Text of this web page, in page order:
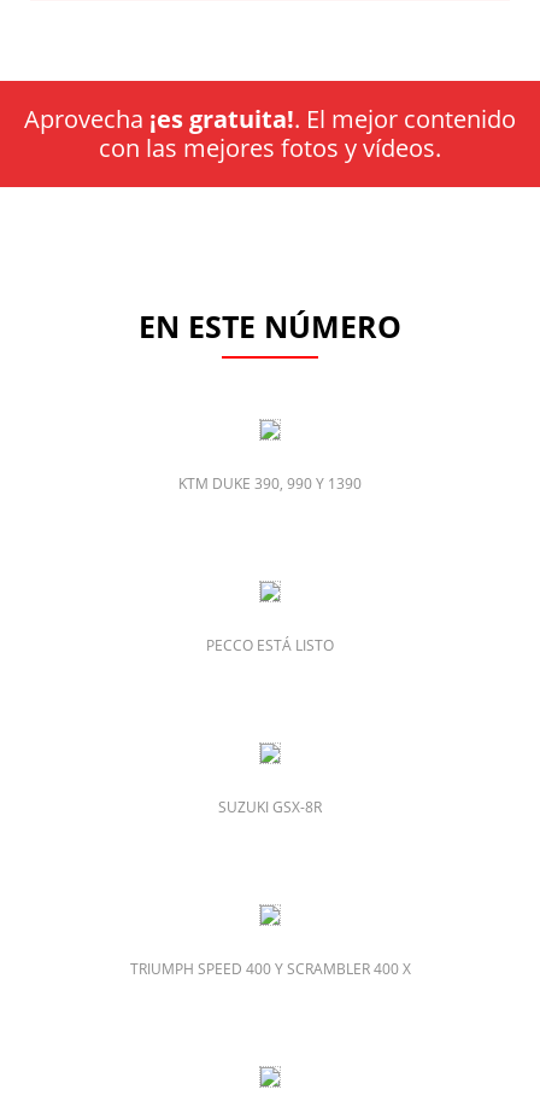
Aprovecha ¡es gratuita!. El mejor contenido
con las mejores fotos y vídeos.
EN ESTE NÚMERO
KTM DUKE 390, 990 Y 1390
PECCO ESTÁ LISTO
SUZUKI GSX-8R
TRIUMPH SPEED 400 Y SCRAMBLER 400 X